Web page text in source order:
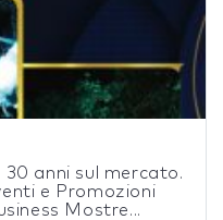
anni sul mercato.
e Promozioni
Mostre...